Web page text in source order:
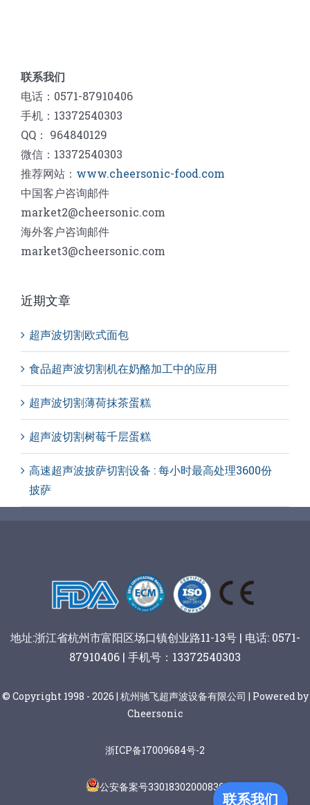
联系我们
电话：0571-87910406
手机：13372540303
QQ： 964840129
微信：13372540303
推荐网站： www.cheersonic-food.com
中国客户咨询邮件
market2@cheersonic.com
海外客户咨询邮件
market3@cheersonic.com
近期文章
超声波切割欧式面包
食品超声波切割机在奶酪加工中的应用
超声波切割薄荷抹茶蛋糕
超声波切割树莓千层蛋糕
高速超声波披萨切割设备 : 每小时最高处理3600份
披萨
地址:浙江省杭州市富阳区场口镇创业路11-13号 | 电话: 0571-
87910406 | 手机号：13372540303
© Copyright 1998 - 2026 | 杭州驰飞超声波设备有限公司 | Powered by
Cheersonic
浙ICP备17009684号-2
公安备案号33018302000836
联系我们